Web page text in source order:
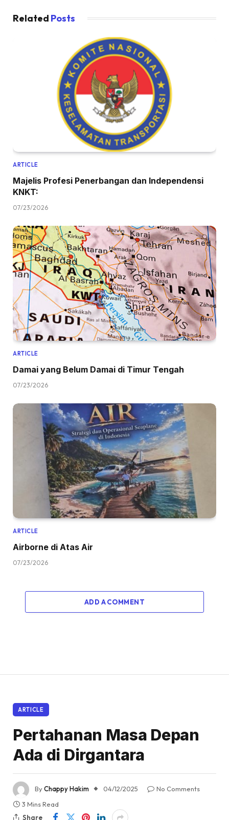
Related Posts
ARTICLE
Majelis Profesi Penerbangan dan Independensi
KNKT:
07/23/2026
ARTICLE
Damai yang Belum Damai di Timur Tengah
07/23/2026
ARTICLE
Airborne di Atas Air
07/23/2026
ADD A COMMENT
ARTICLE
Pertahanan Masa Depan
Ada di Dirgantara
ByChappy Hakim 04/12/2025
No Comments
3 Mins Read
Share